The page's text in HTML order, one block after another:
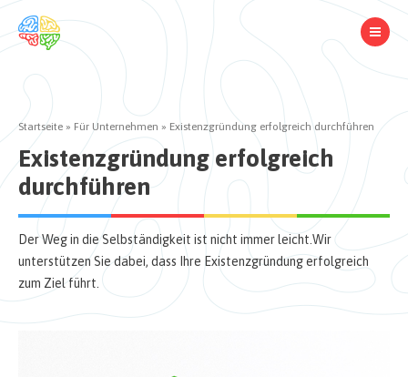
Startseite » Für Unternehmen » Existenzgründung erfolgreich durchführen
Existenzgründung erfolgreich
durchführen
Der Weg in die Selbständigkeit ist nicht immer leicht.Wir
unterstützen Sie dabei, dass Ihre Existenzgründung erfolgreich
zum Ziel führt.